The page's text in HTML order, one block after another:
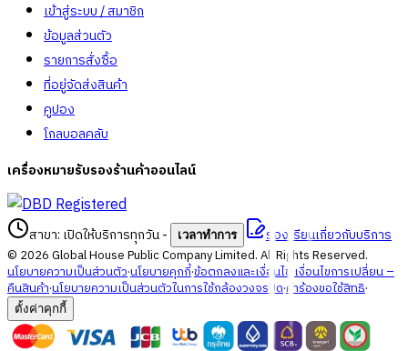
เข้าสู่ระบบ / สมาชิก
ข้อมูลส่วนตัว
รายการสั่งซื้อ
ที่อยู่จัดส่งสินค้า
คูปอง
โกลบอลคลับ
เครื่องหมายรับรองร้านค้าออนไลน์
สาขา: เปิดให้บริการทุกวัน- เวลาทำการ ร้องเรียนเกี่ยวกับบริการ
© 2026Global House Public Company Limited. All Rights Reserved.
นโยบายความเป็นส่วนตัว·นโยบายคุกกี้·ข้อตกลงและเงื่อนไข·เงื่อนไขการเปลี่ยน –
คืนสินค้า·นโยบายความเป็นส่วนตัวในการใช้กล้องวงจรปิด·คำร้องขอใช้สิทธิ·
ตั้งค่าคุกกี้